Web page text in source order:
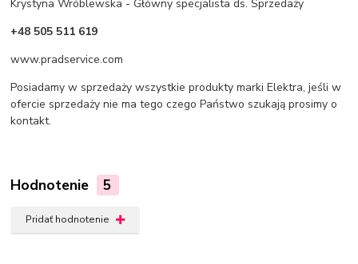
Krystyna Wróblewska - Główny specjalista ds. Sprzedaży
+48 505 511 619
www.pradservice.com
Posiadamy w sprzedaży wszystkie produkty marki Elektra, jeśli w
ofercie sprzedaży nie ma tego czego Państwo szukają prosimy o
kontakt.
Hodnotenie 5
Pridať hodnotenie